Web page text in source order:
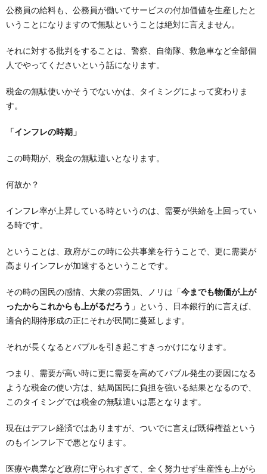
公務員の給料も、公務員が働いてサービスの付加価値を生産したと
いうことになりますので無駄ということは絶対に言えません。
それに対する批判をすることは、警察、自衛隊、救急車など全部個
人でやってくださいという話になります。
税金の無駄使いかそうでないかは、タイミングによって変わりま
す。
「インフレの時期」
この時期が、税金の無駄遣いとなります。
何故か？
インフレ率が上昇している時というのは、需要が供給を上回ってい
る時です。
ということは、政府がこの時に公共事業を行うことで、更に需要が
高まりインフレが加速するということです。
その時の国民の感情、大衆の雰囲気、ノリは「今までも物価が上が
ったからこれからも上がるだろう 」という、日本銀行的に言えば、
適合的期待形成の正にそれが民間に蔓延します。
それが長くなるとバブルを引き起こすきっかけになります。
つまり、需要が高い時に更に需要を高めてバブル発生の要因になる
ような税金の使い方は、結局国民に負担を強いる結果となるので、
このタイミングでは税金の無駄遣いは悪となります。
現在はデフレ経済ではありますが、ついでに言えば既得権益という
のもインフレ下で悪となります。
医療や農業など政府に守られすぎて、全く努力せず生産性も上がら